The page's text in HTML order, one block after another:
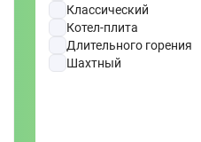
Классический
Котел-плита
Длительного горения
Шахтный